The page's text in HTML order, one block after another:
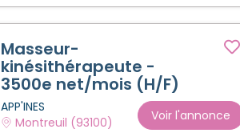
Masseur-
kinésithérapeute -
3500e net/mois (H/F)
APP'INES
Montreuil (93100)
Voir l'annonce